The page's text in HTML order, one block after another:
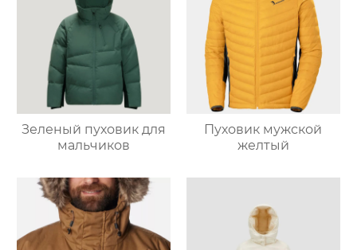
Зеленый пуховик для
мальчиков
Пуховик мужской
желтый